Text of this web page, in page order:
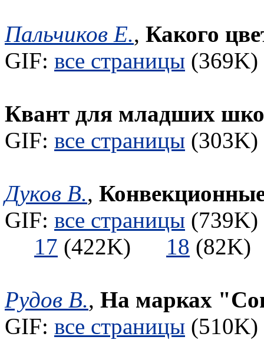
Пальчиков Е., Какого
GIF: все страницы
Квант для младших
GIF: все страницы
Дуков В.,
GIF: все страницы
17 (422K) 18
Рудов В., На марках
GIF: все страницы